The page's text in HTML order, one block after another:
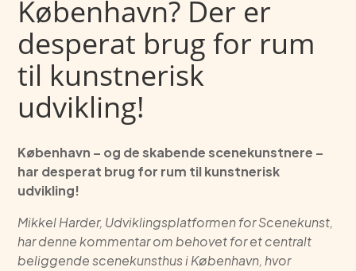
København? Der er
desperat brug for rum
til kunstnerisk
udvikling!
København – og de skabende scenekunstnere –
har desperat brug for rum til kunstnerisk
udvikling!
Mikkel Harder, Udviklingsplatformen for Scenekunst,
har denne kommentar om behovet for et centralt
beliggende scenekunsthus i København, hvor